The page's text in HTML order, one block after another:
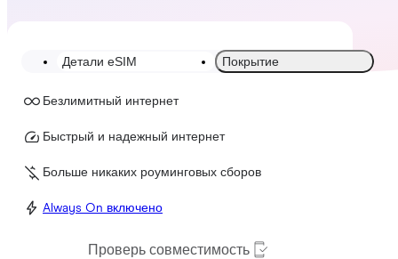
Детали eSIM Покрытие
Безлимитный интернет
Быстрый и надежный интернет
Больше никаких роуминговых сборов
Always On включено
Проверь совместимость